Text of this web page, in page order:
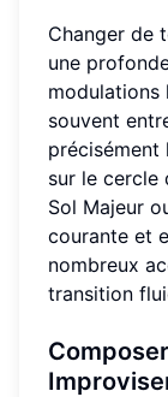
Changer de
une
modulations
souvent
précisément
sur le cercle
Sol Majeur
courante et
nombreux
transition